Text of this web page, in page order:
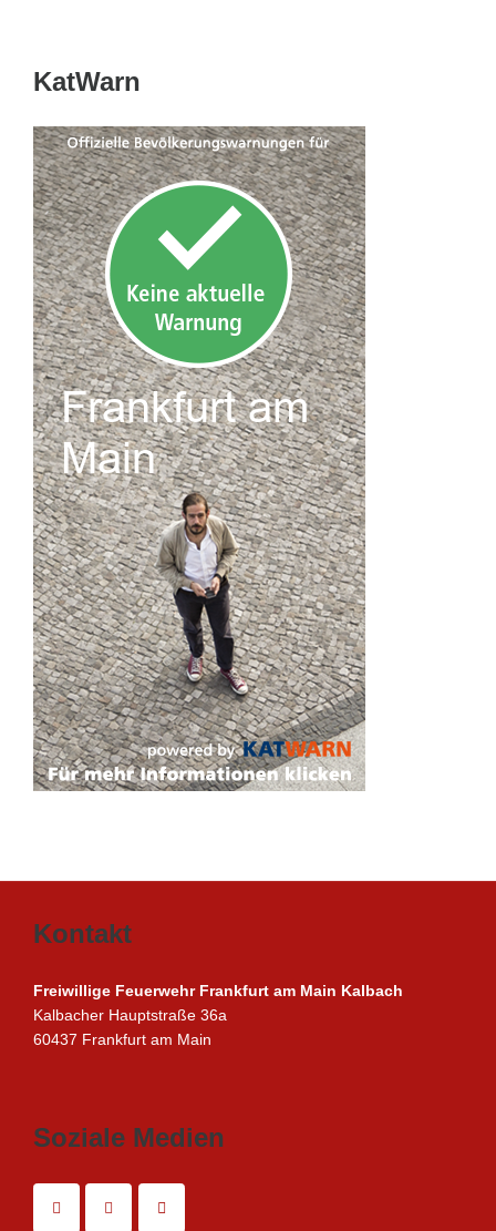
KatWarn
Kontakt
Freiwillige Feuerwehr Frankfurt am Main Kalbach
Kalbacher Hauptstraße 36a
60437 Frankfurt am Main
Soziale Medien